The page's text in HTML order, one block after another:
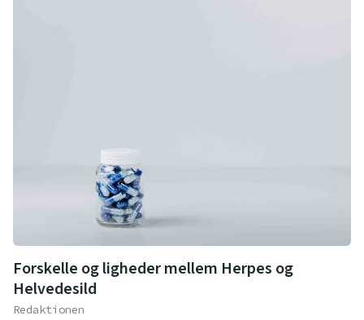
Forskelle og ligheder mellem Herpes og
Helvedesild
Redaktionen